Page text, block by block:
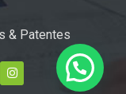
& Patentes